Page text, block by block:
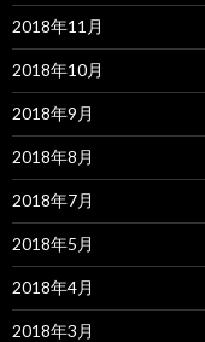
2018年11月
2018年10月
2018年9月
2018年8月
2018年7月
2018年5月
2018年4月
2018年3月